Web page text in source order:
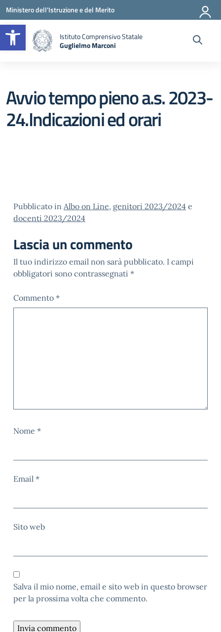
Apri la barra degli strumenti
Vai ai contenuti
Vai al menu di navigazione
Vai al footer
Ministero dell'Istruzione e del Merito
Istituto Comprensivo Statale
Guglielmo Marconi
— Visita la pagina iniziale della scuola
Avvio tempo pieno a.s. 2023-
24.Indicazioni ed orari
Pubblicato in Albo on Line, genitori 2023/2024 e
docenti 2023/2024
Lascia un commento
Il tuo indirizzo email non sarà pubblicato. I campi
obbligatori sono contrassegnati *
Commento *
Nome *
Email *
Sito web
Salva il mio nome, email e sito web in questo browser
per la prossima volta che commento.